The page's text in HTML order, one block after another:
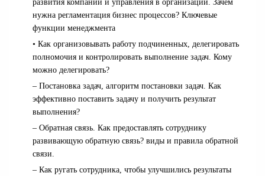
развития компании и управления в организации. Зачем
нужна регламентация бизнес процессов? Ключевые
функции менеджмента
• Как организовывать работу подчиненных, делегировать
полномочия и контролировать выполнение задач. Кому
можно делегировать?
– Постановка задач, алгоритм постановки задач. Как
эффективно поставить задачу и получить результат
выполнения?
– Обратная связь. Как предоставлять сотруднику
развивающую обратную связь? виды и правила обратной
связи.
– Как ругать сотрудника, чтобы улучшились результаты